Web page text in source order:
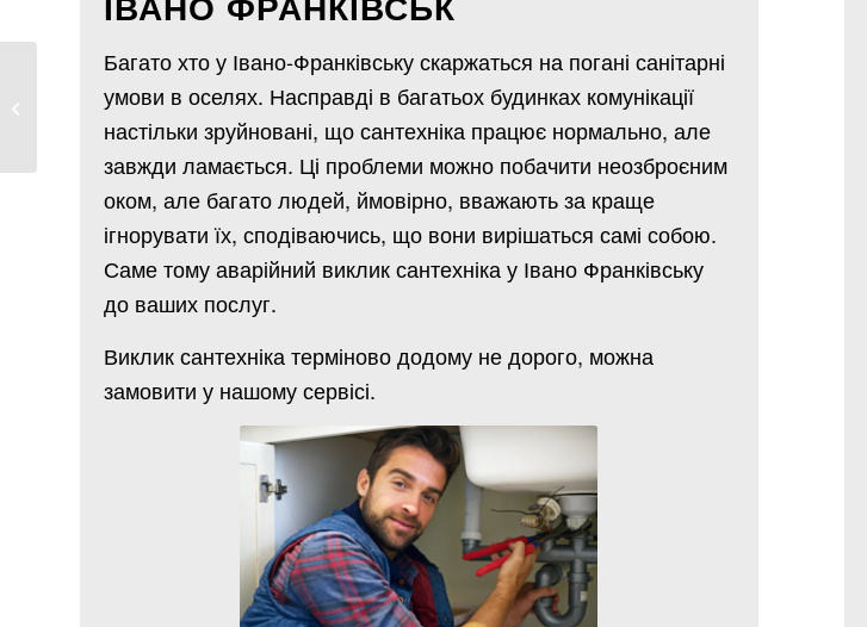
Багато хто у Івано-Франківську скаржаться на погані санітарні
умови в оселях. Насправді в багатьох будинках комунікації
настільки зруйновані, що сантехніка працює нормально, але
завжди ламається. Ці проблеми можно побачити неозброєним
оком, але багато людей, ймовірно, вважають за краще
ігнорувати їх, сподіваючись, що вони вирішаться самі собою.
Саме тому аварійний виклик сантехніка у Івано Франківську
до ваших послуг.
Виклик сантехніка терміново додому не дорого, можна
замовити у нашому сервісі.
Сантехнік Чернігів
— Ціни на Послуги...